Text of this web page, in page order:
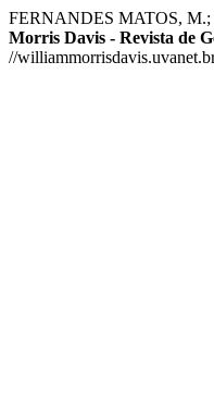
FERNANDES MATOS,
Morris Davis - Revista de
//